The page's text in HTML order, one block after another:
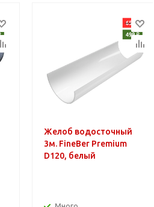
Желоб водосточный
3м. FineBer Premium
D120, белый